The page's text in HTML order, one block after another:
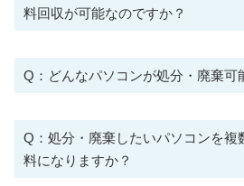
料回収が可能なのですか？
Q：どんなパソコンが処分・廃棄可
Q：処分・廃棄したいパソコンを複
料になりますか？